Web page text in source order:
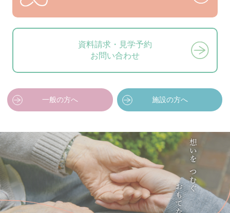
資料請求・見学予約
お問い合わせ
一般の方へ 施設の方へ